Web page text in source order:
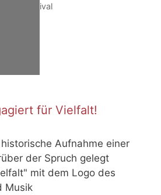
Festival
für Vielfalt!